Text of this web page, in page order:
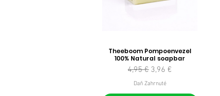
Theeboom Pompoenvezel
100% Natural soapbar
Normálna cena
4,95 € Zľavnená cena
3,96 €
Daň Zahrnuté